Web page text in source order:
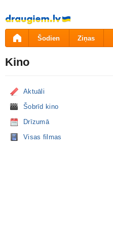
Pāriet
uz
saturu
Šodien Ziņas
Kino
Aktuāli
Šobrīd kino
Drīzumā
Visas filmas